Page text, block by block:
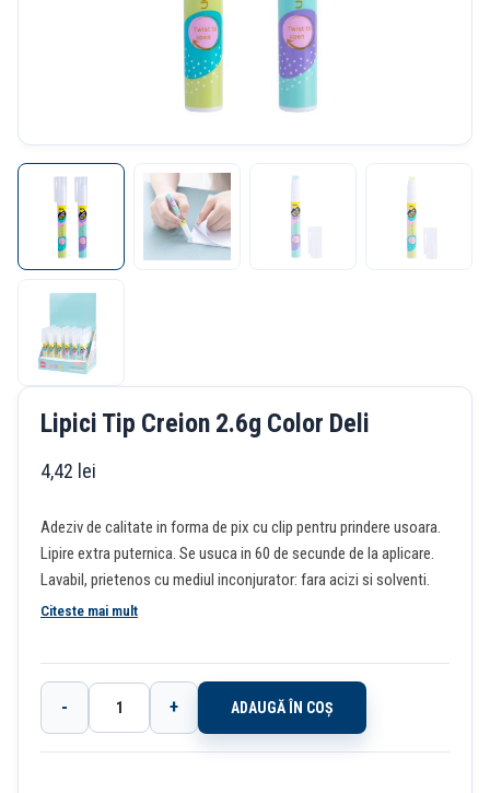
Lipici Tip Creion 2.6g Color Deli
4,42 lei
Adeziv de calitate in forma de pix cu clip pentru prindere usoara.
Lipire extra puternica. Se usuca in 60 de secunde de la aplicare.
Lavabil, prietenos cu mediul inconjurator: fara acizi si solventi.
Citeste mai mult
Cantitate
Lipici
- + ADAUGĂ ÎN COȘ